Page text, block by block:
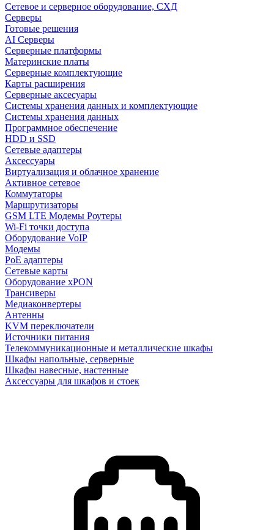
Сетевое и серверное оборудование, СХД
Cерверы
Готовые решения
AI Серверы
Серверные платформы
Материнские платы
Серверные комплектующие
Карты расширения
Серверные аксесуары
Системы хранения данных и комплектующие
Системы хранения данных
Программное обеспечение
HDD и SSD
Сетевые адаптеры
Аксессуары
Виртуализация и облачное хранение
Активное сетевое
Коммутаторы
Маршрутизаторы
GSM LTE Модемы Роутеры
Wi-Fi точки доступа
Оборудование VoIP
Модемы
PoE адаптеры
Сетевые карты
Оборудование xPON
Трансиверы
Медиаконвертеры
Антенны
KVM переключатели
Источники питания
Телекоммуникационные и металлические шкафы
Шкафы напольные, серверные
Шкафы навесные, настенные
Аксессуары для шкафов и стоек